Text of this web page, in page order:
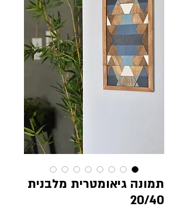
תמונה גיאומטרית מלבנית
20/40